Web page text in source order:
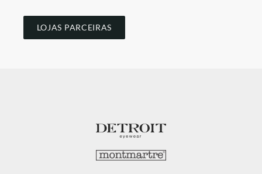
LOJAS PARCEIRAS